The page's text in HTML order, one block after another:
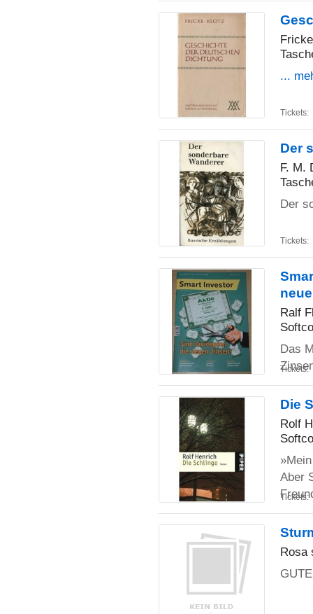
...
Tickets:
Der
F. M.
Der
Tickets:
Ralf
Das
Tickets:
Die
Rolf
Aber
Tickets:
Rosa